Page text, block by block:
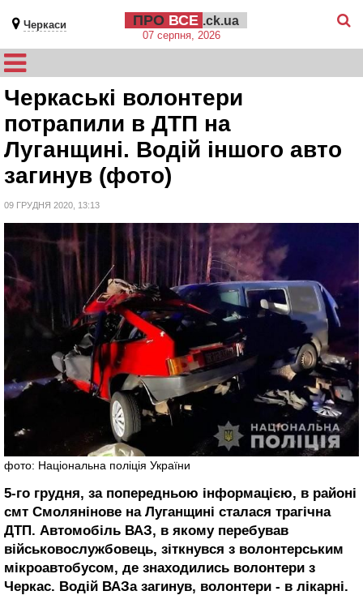
Черкаси ПРО ВСЕ .ck.ua
07 серпня, 2026
Черкаські волонтери
потрапили в ДТП на
Луганщині. Водій іншого авто
загинув (фото)
09 ГРУДНЯ 2020, 13:13
фото: Національна поліція України
5-го грудня, за попередньою інформацією, в районі
смт Смолянінове на Луганщині сталася трагічна
ДТП. Автомобіль ВАЗ, в якому перебував
військовослужбовець, зіткнувся з волонтерським
мікроавтобусом, де знаходились волонтери з
Черкас. Водій ВАЗа загинув, волонтери - в лікарні.